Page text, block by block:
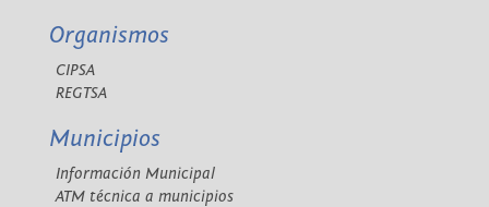
Organismos
CIPSA
REGTSA
Municipios
Información Municipal
ATM técnica a municipios